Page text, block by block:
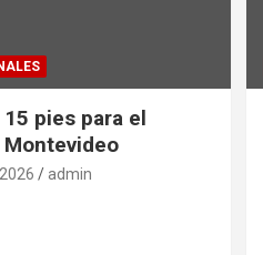
pies para el
admin